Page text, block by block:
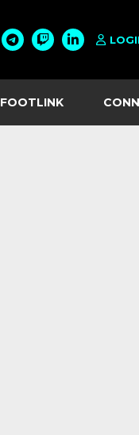
FOOTLINK